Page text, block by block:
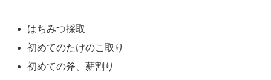
はちみつ採取
初めてのたけのこ取り
初めての斧、薪割り